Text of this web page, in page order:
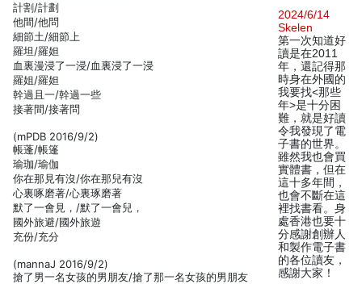
計割/計劃
他間/他問
細節土/細節上
羅坦/羅妲
血裏漫浸了一浸/血裏浸了一浸
羅姐/羅妲
幹過且一/幹過一些
接著間/接著問
(mPDB 2016/9/2)
帳蓬/帳篷
瑜珈/瑜伽
你在那見有沒/你在那兒有沒
心裏啄磨著/心裏琢磨著
默了一會見，/默了一會兒，
國外旅避/國外旅遊
充份/充分
(mannaJ 2016/9/2)
搶了男一名女孩的男朋友/搶了那一名女孩的男朋友
2024/6/14
Skelen
第一次知道好
讀是在2011
年，還記得那
時身在外國的
我要找<那些
年>是十分困
難，就是好讀
令我發現了電
子書的世界。
雖然我也會買
實體書，但在
這十多年間，
也會不斷在這
裡找書看。身
處香港也要十
分感謝創辦人
和製作電子書
的各位讀友，
感謝大家！